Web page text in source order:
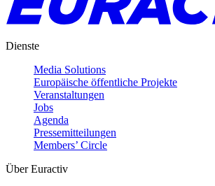
Dienste
Media Solutions
Europäische öffentliche Projekte
Veranstaltungen
Jobs
Agenda
Pressemitteilungen
Members’ Circle
Über Euractiv